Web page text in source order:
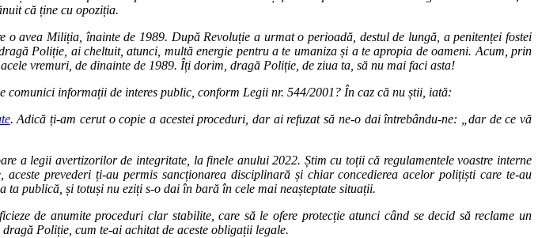
că ține cu opoziția.
avea Miliția, înainte de 1989. După Revoluție a urmat o perioadă, destul de lungă, a penitenței fostei
Poliție, ai cheltuit, atunci, multă energie pentru a te umaniza și a te apropia de oameni. Acum, prin
vremuri, de dinainte de 1989. Îți dorim, dragă Poliție, de ziua ta, să nu mai faci asta!
informații de interes public, conform Legii nr. 544/2001? În caz că nu știi, iată:
. Adică ți-am cerut o copie a acestei proceduri, dar ai refuzat să ne-o dai întrebându-ne: „dar de ce vă
a legii avertizorilor de integritate, la finele anului 2022. Știm cu toții că regulamentele voastre interne
prevederi ți-au permis sancționarea disciplinară și chiar concedierea acelor polițiști care te-au
publică, și totuși nu eziți s-o dai în bară în cele mai neașteptate situații.
de anumite proceduri clar stabilite, care să le ofere protecție atunci când se decid să reclame un
Poliție, cum te-ai achitat de aceste obligații legale.